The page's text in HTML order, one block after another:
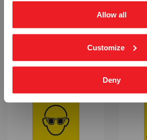
Allow all
Customize
Deny
STØYSONE BRUK HØRSELVERN -
BRUK